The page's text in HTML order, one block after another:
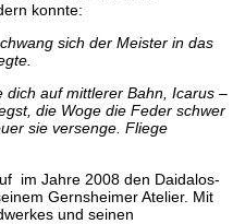
konnte:
sich der Meister in das
auf mittlerer Bahn, Icarus –
die Woge die Feder schwer
sie versenge. Fliege
im Jahre 2008 den Daidalos-
Gernsheimer Atelier. Mit
und seinen